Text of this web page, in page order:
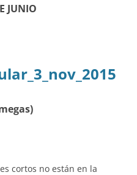
JUNIO
cortos no están en la